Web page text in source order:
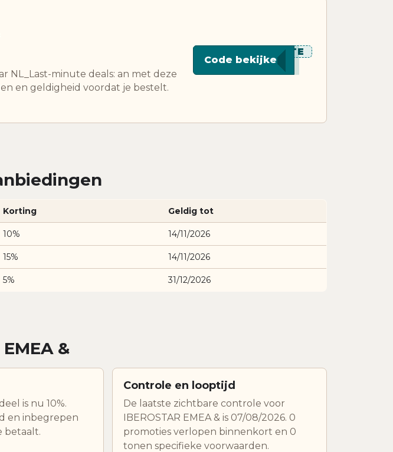
NL_Last-minute deals: an met deze
en geldigheid voordat je bestelt.
*******UTE
Code bekijken
Korting Geldig tot
10% 14/11/2026
15% 14/11/2026
5% 31/12/2026
&
is nu 10%.
en inbegrepen
betaalt.
Controle en looptijd
De laatste zichtbare controle voor
IBEROSTAR EMEA & is 07/08/2026. 0
promoties verlopen binnenkort en 0
tonen specifieke voorwaarden.